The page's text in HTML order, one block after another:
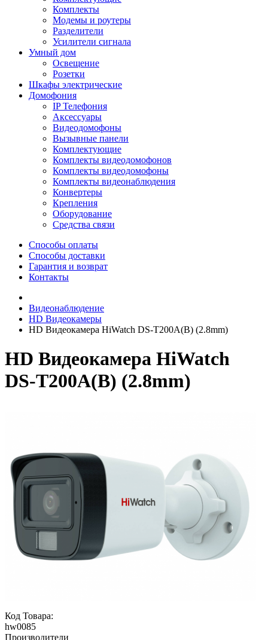
Комплекты
Модемы и роутеры
Разделители
Усилители сигнала
Умный дом
Освещение
Розетки
Шкафы электрические
Домофония
IP Телефония
Аксессуары
Видеодомофоны
Вызывные панели
Комплектующие
Комплекты видеодомофонов
Комплекты видеодомофоны
Комплекты видеонаблюдения
Конвертеры
Крепления
Оборудование
Средства связи
Способы оплаты
Способы доставки
Гарантия и возврат
Контакты
Видеонаблюдение
HD Видеокамеры
HD Видеокамера HiWatch DS-T200A(B) (2.8mm)
HD Видеокамера HiWatch
DS-T200A(B) (2.8mm)
Код Товара:
hw0085
Производители